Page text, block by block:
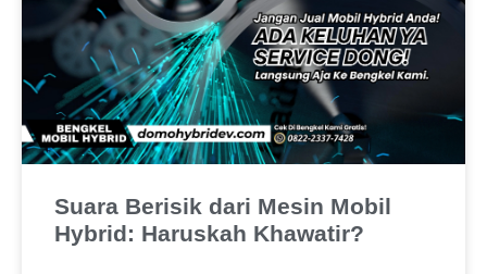
Suara Berisik dari Mesin Mobil
Hybrid: Haruskah Khawatir?